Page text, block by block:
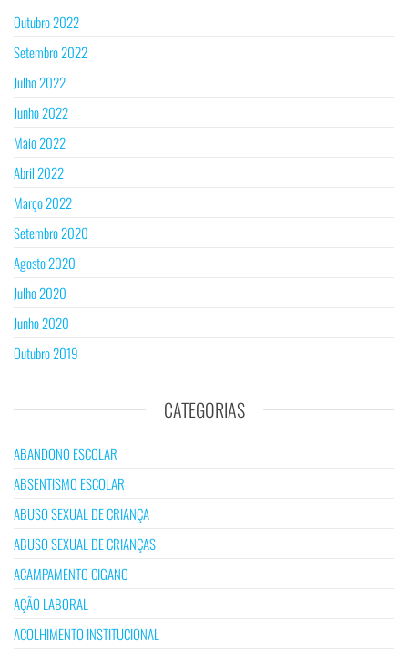
Outubro 2022
Setembro 2022
Julho 2022
Junho 2022
Maio 2022
Abril 2022
Março 2022
Setembro 2020
Agosto 2020
Julho 2020
Junho 2020
Outubro 2019
CATEGORIAS
ABANDONO ESCOLAR
ABSENTISMO ESCOLAR
ABUSO SEXUAL DE CRIANÇA
ABUSO SEXUAL DE CRIANÇAS
ACAMPAMENTO CIGANO
AÇÃO LABORAL
ACOLHIMENTO INSTITUCIONAL